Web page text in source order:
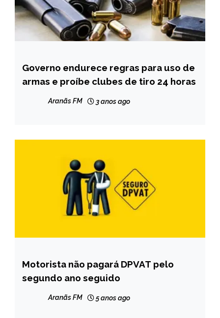
BRASIL
NOTÍCIAS
Governo endurece regras para uso de
armas e proíbe clubes de tiro 24 horas
Aranãs FM 3 anos ago
BRASIL
NOTÍCIAS
Motorista não pagará DPVAT pelo
segundo ano seguido
Aranãs FM 5 anos ago